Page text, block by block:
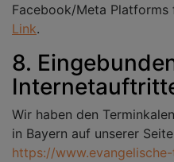
Facebook/Meta Platforms
Link.
8.
Wir haben den
in Bayern auf unserer
https://